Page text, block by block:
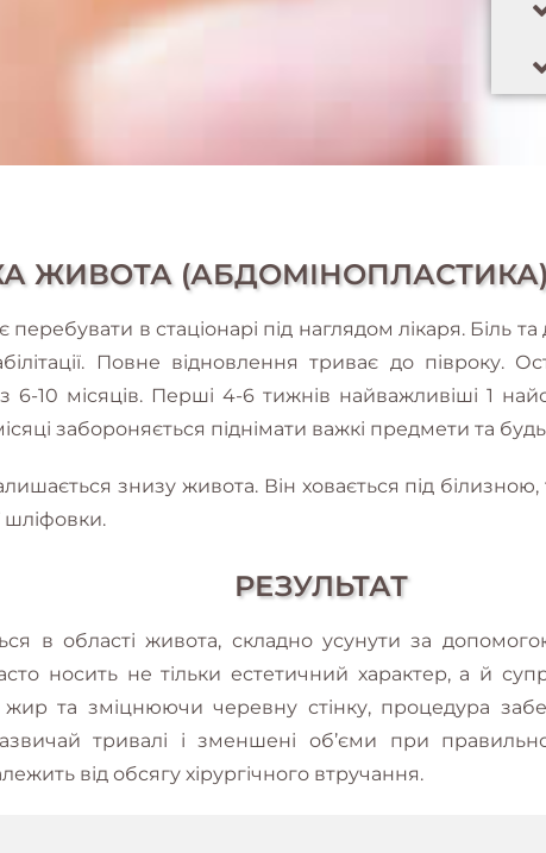
ЖИВОТА (АБДОМІНОПЛАСТИКА):
перебувати в стаціонарі під наглядом лікаря. Біль
Повне відновлення триває до півроку.
6-10 місяців. Перші 4-6 тижнів найважливіші 1
забороняється піднімати важкі предмети та
знизу живота. Він ховається під
РЕЗУЛЬТАТ
в області живота, складно усунути за
носить не тільки естетичний характер, а й
та зміцнюючи черевну стінку, процедура
тривалі і зменшені об’єми при
від обсягу хірургічного втручання.